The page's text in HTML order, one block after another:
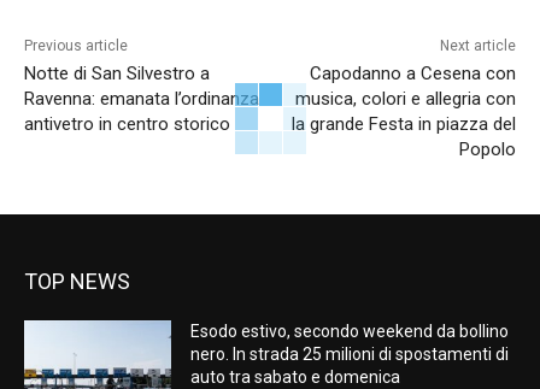
Previous article
Notte di San Silvestro a
Ravenna: emanata l’ordinanza
antivetro in centro storico
Next article
Capodanno a Cesena con
musica, colori e allegria con
la grande Festa in piazza del
Popolo
TOP NEWS
Esodo estivo, secondo weekend da bollino
nero. In strada 25 milioni di spostamenti di
auto tra sabato e domenica